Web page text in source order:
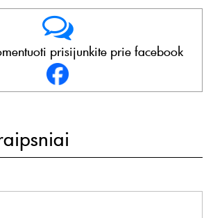
prisijunkite prie facebook